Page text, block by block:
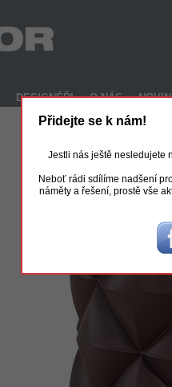
DESIGNÉŘI O NÁS
Přidejte se k nám!
Jestli nás ještě nesledujete
Neboť rádi sdílíme nadšení
náměty a řešení, prostě vše